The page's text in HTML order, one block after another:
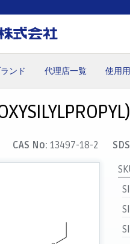
ンド 代理店一覧 使用
CAS No:13497-18-2